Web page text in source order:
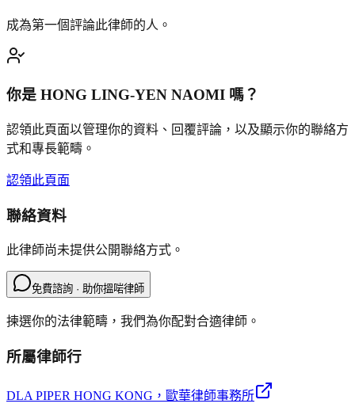
成為第一個評論此律師的人。
你是 HONG LING-YEN NAOMI 嗎？
認領此頁面以管理你的資料、回覆評論，以及顯示你的聯絡方
式和專長範疇。
認領此頁面
聯絡資料
此律師尚未提供公開聯絡方式。
免費諮詢 · 助你搵啱律師
揀選你的法律範疇，我們為你配對合適律師。
所屬律師行
DLA PIPER HONG KONG ，歐華律師事務所